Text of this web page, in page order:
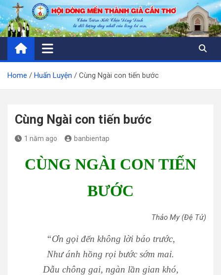
Skip
to
content
Home Huấn Luyện Cùng Ngài con tiến bước
Cùng Ngài con tiến bước
1 năm ago banbientap
CÙNG NGÀI CON TIẾN
BƯỚC
Thảo My (Đệ Tử)
“Ơn gọi đến không lời báo trước,
Như ánh hồng rọi bước sớm mai.
Dẫu chông gai, ngàn lần gian khó,